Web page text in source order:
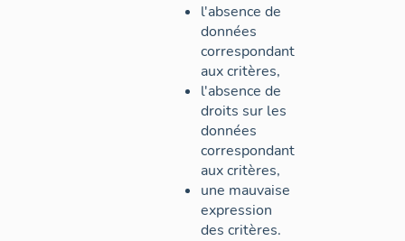
l'absence de
données
correspondant
aux critères,
l'absence de
droits sur les
données
correspondant
aux critères,
une mauvaise
expression
des critères.